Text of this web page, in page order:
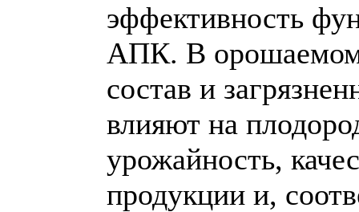
эффективность
АПК. В орошаемом
состав и
влияют на
урожайность,
продукции и,